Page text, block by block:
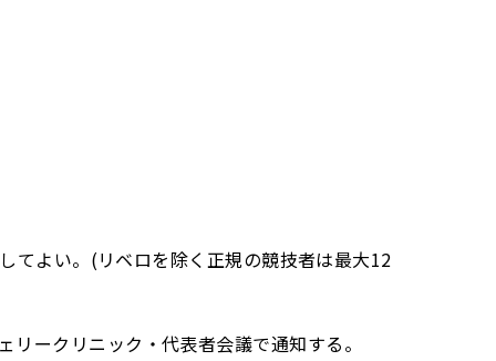
てよい。(リベロを除く正規の競技者は最大12
ークリニック・代表者会議で通知する。